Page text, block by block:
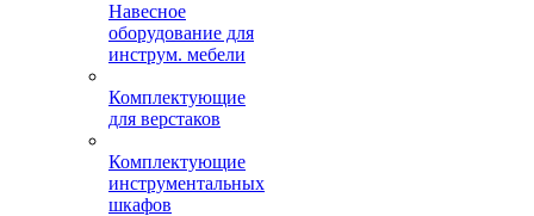
Навесное
оборудование для
инструм. мебели
Комплектующие
для верстаков
Комплектующие
инструментальных
шкафов